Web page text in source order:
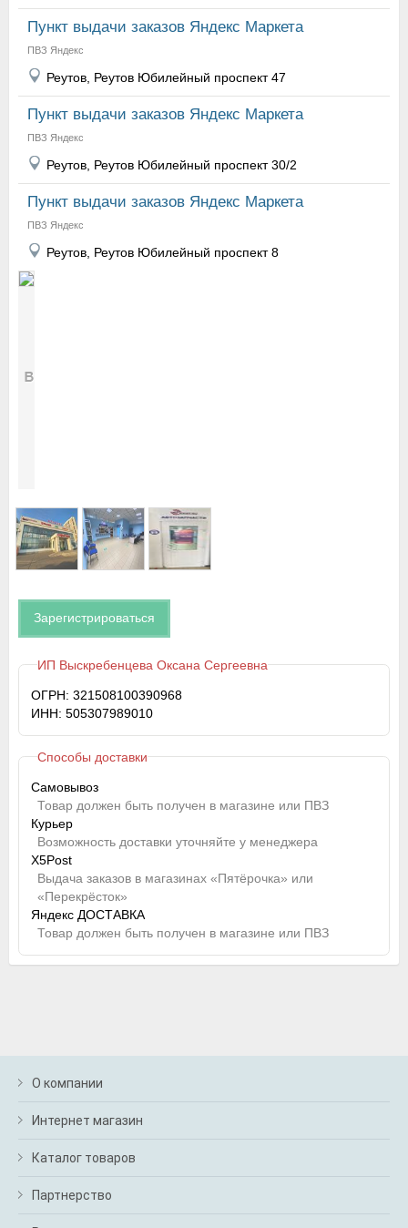
Пункт выдачи заказов Яндекс Маркета
ПВЗ Яндекс
Реутов, Реутов Юбилейный проспект 47
Пункт выдачи заказов Яндекс Маркета
ПВЗ Яндекс
Реутов, Реутов Юбилейный проспект 30/2
Пункт выдачи заказов Яндекс Маркета
ПВЗ Яндекс
Реутов, Реутов Юбилейный проспект 8
Зарегистрироваться
ИП Выскребенцева Оксана Сергеевна
ОГРН: 321508100390968
ИНН: 505307989010
Способы доставки
Самовывоз
Товар должен быть получен в магазине или ПВЗ
Курьер
Возможность доставки уточняйте у менеджера
X5Post
Выдача заказов в магазинах «Пятёрочка» или
«Перекрёсток»
Яндекс ДОСТАВКА
Товар должен быть получен в магазине или ПВЗ
О компании
Интернет магазин
Каталог товаров
Партнерство